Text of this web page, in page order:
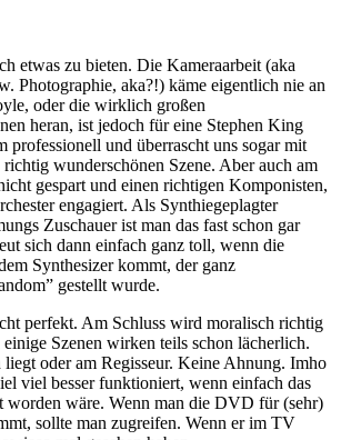
etwas zu bieten. Die Kameraarbeit (aka
Photographie, aka?!) käme eigentlich nie an
oder die wirklich großen
heran, ist jedoch für eine Stephen King
professionell und überrascht uns sogar mit
wunderschönen Szene. Aber auch am
gespart und einen richtigen Komponisten,
engagiert. Als Synthiegeplagter
Zuschauer ist man das fast schon gar
sich dann einfach ganz toll, wenn die
Synthesizer kommt, der ganz
gestellt wurde.
perfekt. Am Schluss wird moralisch richtig
Szenen wirken teils schon lächerlich.
oder am Regisseur. Keine Ahnung. Imho
viel besser funktioniert, wenn einfach das
worden wäre. Wenn man die DVD für (sehr)
sollte man zugreifen. Wenn er im TV